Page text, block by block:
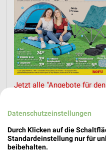
Jetzt alle "Angebote für
Datenschutzeinstellungen
Durch Klicken auf die
Standardeinstellung nur für
beibehalten.